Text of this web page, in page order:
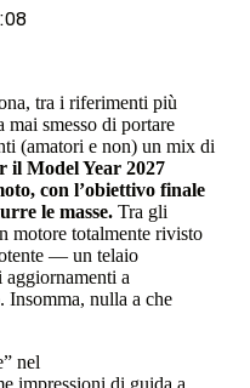
tra i riferimenti più
smesso di portare
(amatori e non) un mix di
il Model Year 2027
con l’obiettivo finale
le masse. Tra gli
motore totalmente rivisto
— un telaio
a
Insomma, nulla a che
nel
impressioni di guida a